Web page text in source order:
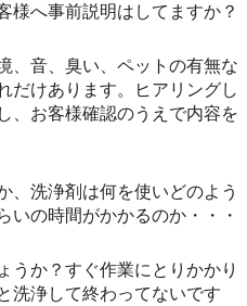
様へ事前説明はしてますか？
、音、臭い、ペットの有無な
だけあります。ヒアリングし
、お客様確認のうえで内容を
、洗浄剤は何を使いどのよう
いの時間がかかるのか・・・
うか？すぐ作業にとりかかり
洗浄して終わってないです